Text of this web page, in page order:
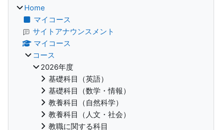
Home
マイコース
サイトアナウンスメント
マイコース
コース
2026年度
基礎科目（英語）
基礎科目（数学・情報）
教養科目（自然科学）
教養科目（人文・社会）
教職に関する科目